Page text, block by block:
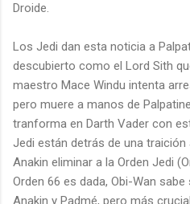
Droide.
Los Jedi dan esta noticia a
descubierto como el Lord Sith
maestro Mace Windu intenta
pero muere a manos de
tranforma en Darth Vader con
Jedi están detrás de una traición
Anakin eliminar a la Orden Jedi
Orden 66 es dada, Obi-Wan
Anakin y Padmé, pero más